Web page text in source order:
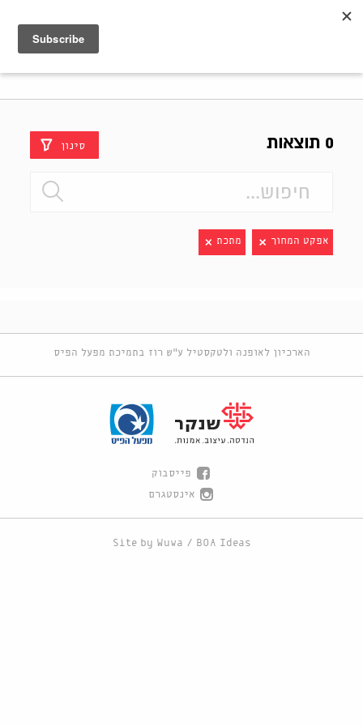
0 תוצאות סינון
אפקט המחוך מתכת
הארכיון לאופנה ולטקסטיל ע"ש רוז בתמיכת מפעל הפיס
פייסבוק
אינסטגרם
Site by Wuwa / BOA Ideas